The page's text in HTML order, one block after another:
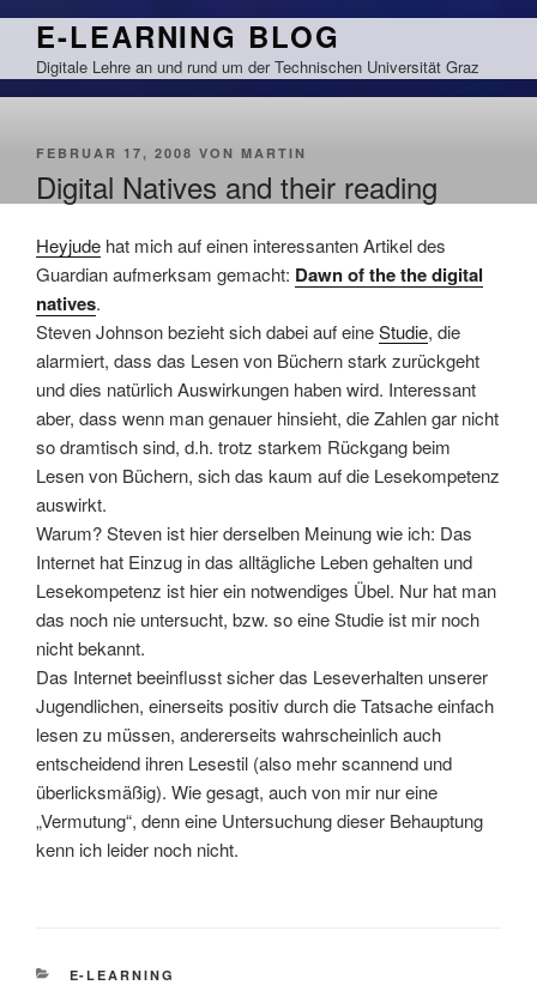
Zum
springen
E-LEARNING BLOG
Digitale Lehre an und rund um der Technischen Universität Graz
VERÖFFENTLICHT
FEBRUAR 17, 2008 VON MARTIN
Digital Natives and their reading
Heyjude hat mich auf einen interessanten Artikel des
Guardian aufmerksam gemacht: Dawn of the the digital
natives.
Steven Johnson bezieht sich dabei auf eineStudie, die
alarmiert, dass das Lesen von Büchern stark zurückgeht
und dies natürlich Auswirkungen haben wird. Interessant
aber, dass wenn man genauer hinsieht, die Zahlen gar nicht
so dramtisch sind, d.h. trotz starkem Rückgang beim
Lesen von Büchern, sich das kaum auf die Lesekompetenz
auswirkt.
Warum? Steven ist hier derselben Meinung wie ich: Das
Internet hat Einzug in das alltägliche Leben gehalten und
Lesekompetenz ist hier ein notwendiges Übel. Nur hat man
das noch nie untersucht, bzw. so eine Studie ist mir noch
nicht bekannt.
Das Internet beeinflusst sicher das Leseverhalten unserer
Jugendlichen, einerseits positiv durch die Tatsache einfach
lesen zu müssen, andererseits wahrscheinlich auch
entscheidend ihren Lesestil (also mehr scannend und
überlicksmäßig). Wie gesagt, auch von mir nur eine
„Vermutung“, denn eine Untersuchung dieser Behauptung
kenn ich leider noch nicht.
KATEGORIEN
E-LEARNING